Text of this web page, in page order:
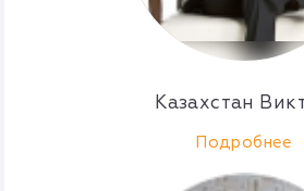
Казахстан
Подробнее